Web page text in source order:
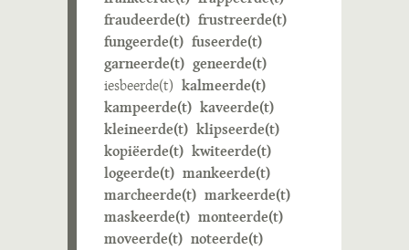
fraudeerde(t) frustreerde(t)
fungeerde(t) fuseerde(t)
garneerde(t) geneerde(t)
iesbeerde(t) kalmeerde(t)
kampeerde(t) kaveerde(t)
kleineerde(t) klipseerde(t)
kopiëerde(t) kwiteerde(t)
logeerde(t) mankeerde(t)
marcheerde(t) markeerde(t)
maskeerde(t) monteerde(t)
moveerde(t) noteerde(t)